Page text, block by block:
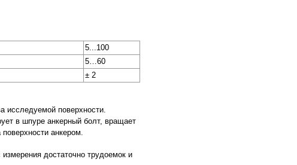
5...100
5…60
± 2
исследуемой поверхности.
в шпуре анкерный болт, вращает
анкером.
достаточно трудоемок и